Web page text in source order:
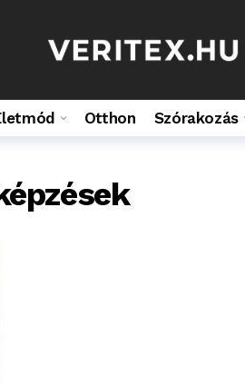
Otthon Szórakozás